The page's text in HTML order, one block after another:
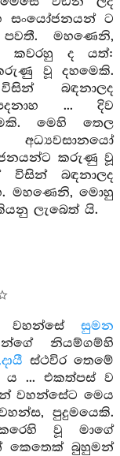
සංයෝජනයන් ට
මහණෙනි,
කවරහු ද යත්:
වූ දහමෙකි.
බඳනාලද
... දිව
මෙහි තෙල
කරුණු වූ
විසින් බඳනාලද
මහණෙනි, මොහු
ලැබෙත් යි.
වහන්සේ සුමන
නියම්ගම්හි
ස්ථවිර තෙමේ
ය ... එකත්පස් ව
වහන්සේට මෙය
පුදුමයෙකි.
වූ මාගේ
කෙතෙක් බුහුමන්